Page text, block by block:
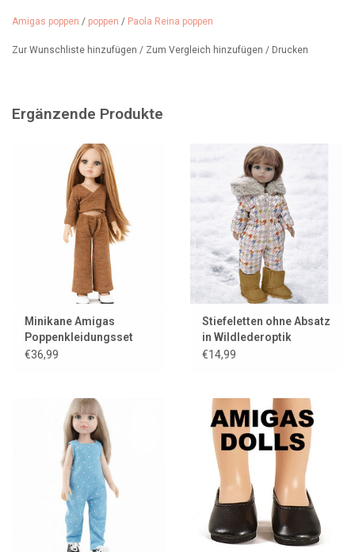
fantastisch verkleiden. In unserem Shop finden Sie
Paola Reina.
Amigas poppen / poppen / Paola Reina poppen
Zur Wunschliste hinzufügen / Zum Vergleich hinzufügen / Drucken
Ergänzende Produkte
Minikane Amigas
Poppenkleidungsset
Ensemble Cache-Coeur
€36,99
Stiefeletten ohne Absatz
in Wildlederoptik
€14,99